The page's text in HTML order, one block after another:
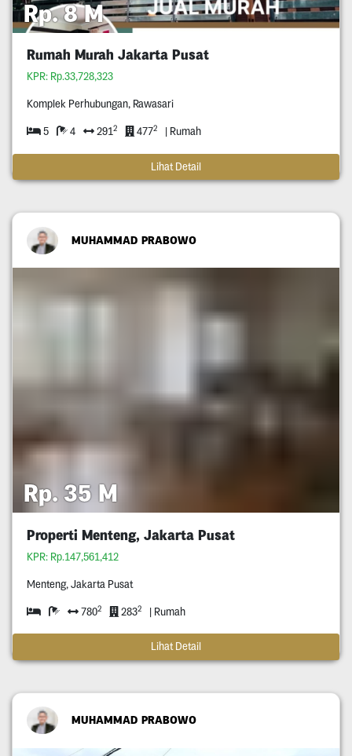
Rp. 8 M
Rumah Murah Jakarta Pusat
KPR: Rp.33,728,323
Komplek Perhubungan, Rawasari
5 4 2912 4772 | Rumah
Lihat Detail
MUHAMMAD PRABOWO
Rp. 35 M
Properti Menteng, Jakarta Pusat
KPR: Rp.147,561,412
Menteng, Jakarta Pusat
7802 2832 | Rumah
Lihat Detail
MUHAMMAD PRABOWO